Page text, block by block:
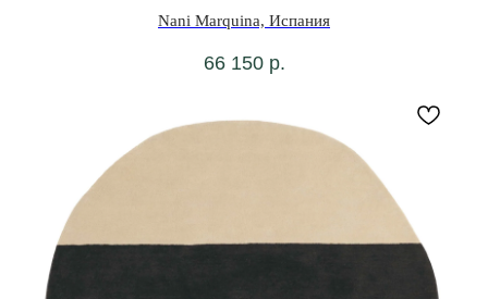
Nani Marquina, Испания
66 150 р.